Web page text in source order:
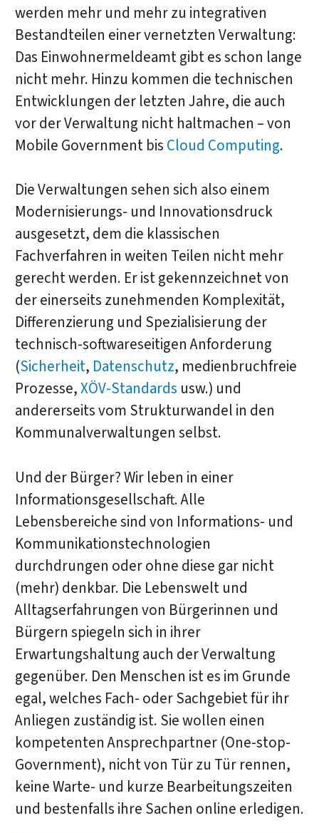
werden mehr und mehr zu integrativen
Bestandteilen einer vernetzten Verwaltung:
Das Einwohnermeldeamt gibt es schon lange
nicht mehr. Hinzu kommen die technischen
Entwicklungen der letzten Jahre, die auch
vor der Verwaltung nicht haltmachen – von
Mobile Government bis Cloud Computing.
Die Verwaltungen sehen sich also einem
Modernisierungs- und Innovationsdruck
ausgesetzt, dem die klassischen
Fachverfahren in weiten Teilen nicht mehr
gerecht werden. Er ist gekennzeichnet von
der einerseits zunehmenden Komplexität,
Differenzierung und Spezialisierung der
technisch-softwareseitigen Anforderung
(Sicherheit, Datenschutz, medienbruchfreie
Prozesse,XÖV-Standards usw.) und
andererseits vom Strukturwandel in den
Kommunalverwaltungen selbst.
Und der Bürger? Wir leben in einer
Informationsgesellschaft. Alle
Lebensbereiche sind von Informations- und
Kommunikationstechnologien
durchdrungen oder ohne diese gar nicht
(mehr) denkbar. Die Lebenswelt und
Alltagserfahrungen von Bürgerinnen und
Bürgern spiegeln sich in ihrer
Erwartungshaltung auch der Verwaltung
gegenüber. Den Menschen ist es im Grunde
egal, welches Fach- oder Sachgebiet für ihr
Anliegen zuständig ist. Sie wollen einen
kompetenten Ansprechpartner (One-stop-
Government), nicht von Tür zu Tür rennen,
keine Warte- und kurze Bearbeitungszeiten
und bestenfalls ihre Sachen online erledigen.